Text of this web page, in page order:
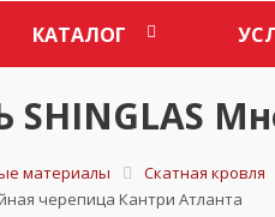
КАТАЛОГ
материалы Скатная кровля
черепица Кантри Атланта